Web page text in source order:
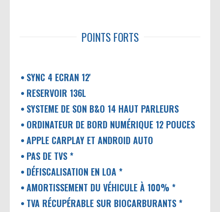
POINTS FORTS
SYNC 4 ECRAN 12'
RESERVOIR 136L
SYSTEME DE SON B&O 14 HAUT PARLEURS
ORDINATEUR DE BORD NUMÉRIQUE 12 POUCES
APPLE CARPLAY ET ANDROID AUTO
PAS DE TVS *
DÉFISCALISATION EN LOA *
AMORTISSEMENT DU VÉHICULE À 100% *
TVA RÉCUPÉRABLE SUR BIOCARBURANTS *